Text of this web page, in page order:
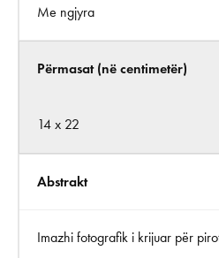
Me ngjyra
Përmasat (në centimetër)
14 x 22
Abstrakt
Imazhi fotografik i krijuar për